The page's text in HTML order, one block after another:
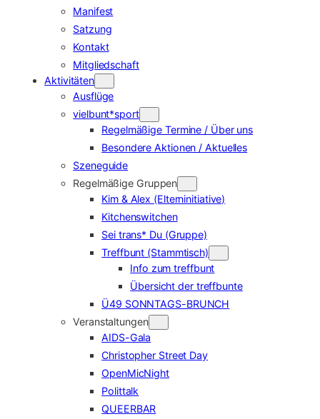
Manifest
Satzung
Kontakt
Mitgliedschaft
Aktivitäten
Ausflüge
vielbunt*sport
Regelmäßige Termine / Über uns
Besondere Aktionen / Aktuelles
Szeneguide
Regelmäßige Gruppen
Kim & Alex (Elterninitiative)
Kitchenswitchen
Sei trans* Du (Gruppe)
Treffbunt (Stammtisch)
Info zum treffbunt
Übersicht der treffbunte
Ü49 SONNTAGS-BRUNCH
Veranstaltungen
AIDS-Gala
Christopher Street Day
OpenMicNight
Polittalk
QUEERBAR